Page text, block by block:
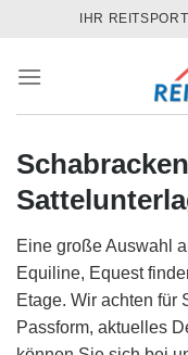
content
IHR
Eine große Auswahl
Equiline, Equest
Etage. Wir achten für
Passform, aktuelles